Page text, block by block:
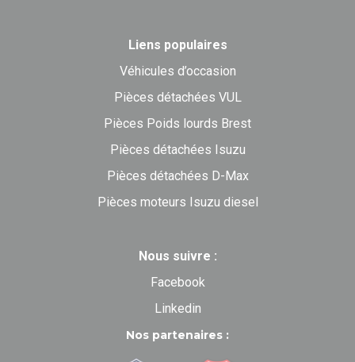
Liens populaires
Véhicules d’occasion
Pièces détachées VUL
Pièces Poids lourds Brest
Pièces détachées Isuzu
Pièces détachées D-Max
Pièces moteurs Isuzu diesel
Nous suivre :
Facebook
Linkedin
Nos partenaires :